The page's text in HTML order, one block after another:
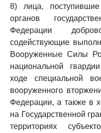
8) лица,
органов
Федерации
содействующие
Вооруженные Силы
национальной
ходе специальной
вооруженного
Федерации, а также в
на Государственной
территориях